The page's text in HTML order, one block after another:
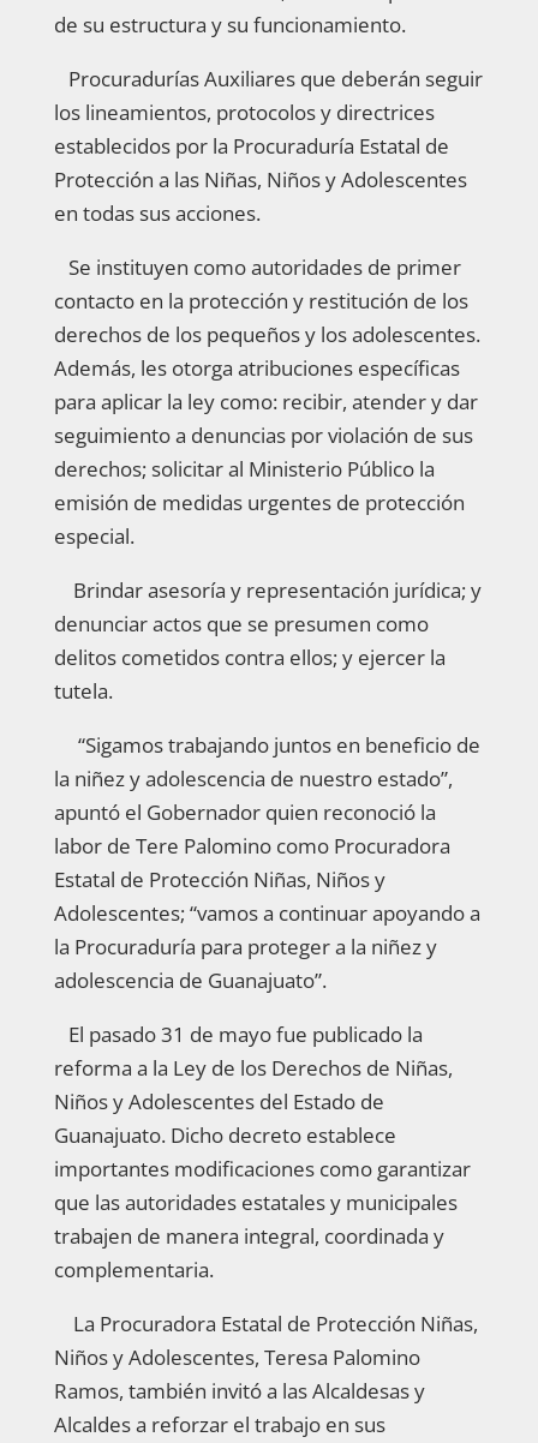
de su estructura y su funcionamiento.
Procuradurías Auxiliares que deberán seguir
los lineamientos, protocolos y directrices
establecidos por la Procuraduría Estatal de
Protección a las Niñas, Niños y Adolescentes
en todas sus acciones.
Se instituyen como autoridades de primer
contacto en la protección y restitución de los
derechos de los pequeños y los adolescentes.
Además, les otorga atribuciones específicas
para aplicar la ley como: recibir, atender y dar
seguimiento a denuncias por violación de sus
derechos; solicitar al Ministerio Público la
emisión de medidas urgentes de protección
especial.
Brindar asesoría y representación jurídica; y
denunciar actos que se presumen como
delitos cometidos contra ellos; y ejercer la
tutela.
“Sigamos trabajando juntos en beneficio de
la niñez y adolescencia de nuestro estado”,
apuntó el Gobernador quien reconoció la
labor de Tere Palomino como Procuradora
Estatal de Protección Niñas, Niños y
Adolescentes; “vamos a continuar apoyando a
la Procuraduría para proteger a la niñez y
adolescencia de Guanajuato”.
El pasado 31 de mayo fue publicado la
reforma a la Ley de los Derechos de Niñas,
Niños y Adolescentes del Estado de
Guanajuato. Dicho decreto establece
importantes modificaciones como garantizar
que las autoridades estatales y municipales
trabajen de manera integral, coordinada y
complementaria.
La Procuradora Estatal de Protección Niñas,
Niños y Adolescentes, Teresa Palomino
Ramos, también invitó a las Alcaldesas y
Alcaldes a reforzar el trabajo en sus